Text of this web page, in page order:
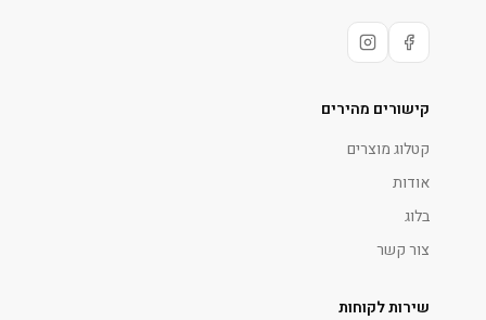
קישורים מהירים
קטלוג מוצרים
אודות
בלוג
צור קשר
שירות לקוחות